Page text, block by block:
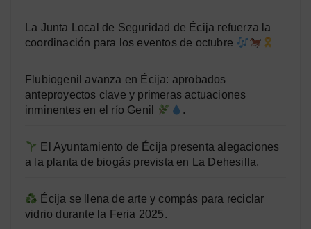
La Junta Local de Seguridad de Écija refuerza la
coordinación para los eventos de octubre
Flubiogenil avanza en Écija: aprobados
anteproyectos clave y primeras actuaciones
inminentes en el río Genil
.
El Ayuntamiento de Écija presenta alegaciones
a la planta de biogás prevista en La Dehesilla.
Écija se llena de arte y compás para reciclar
vidrio durante la Feria 2025.